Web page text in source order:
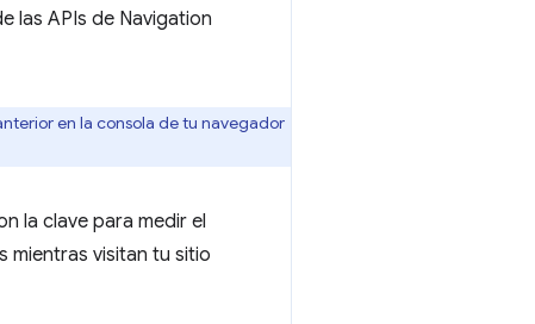
las APIs de Navigation
en la consola de tu navegador
la clave para medir el
mientras visitan tu sitio